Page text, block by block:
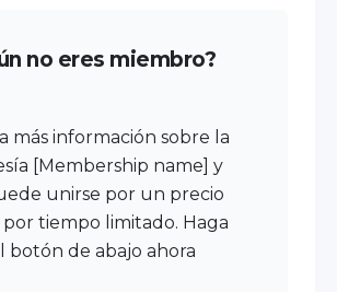
no eres miembro?
más información sobre la
[
Membership name ] y
unirse por un precio
por tiempo limitado. Haga
botón de abajo ahora